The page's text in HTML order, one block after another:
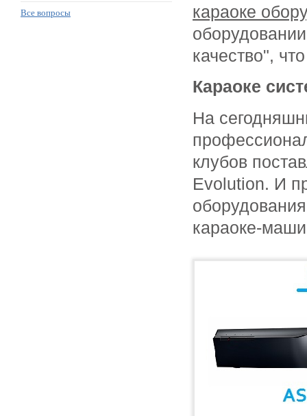
Все вопросы
караоке
качество",
Караоке
На
клубов
Evolution. И
караоке-